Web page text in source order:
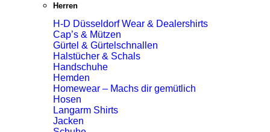
Herren
H-D Düsseldorf Wear & Dealershirts
Cap’s & Mützen
Gürtel & Gürtelschnallen
Halstücher & Schals
Handschuhe
Hemden
Homewear – Machs dir gemütlich
Hosen
Langarm Shirts
Jacken